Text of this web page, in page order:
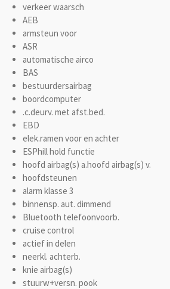
verkeer waarsch
AEB
armsteun voor
ASR
automatische airco
BAS
bestuurdersairbag
boordcomputer
.c.deurv. met afst.bed.
EBD
elek.ramen voor en achter
ESPhill hold functie
hoofd airbag(s) a.hoofd airbag(s) v.
hoofdsteunen
alarm klasse 3
binnensp. aut. dimmend
Bluetooth telefoonvoorb.
cruise control
actief in delen
neerkl. achterb.
knie airbag(s)
stuurw+versn. pook